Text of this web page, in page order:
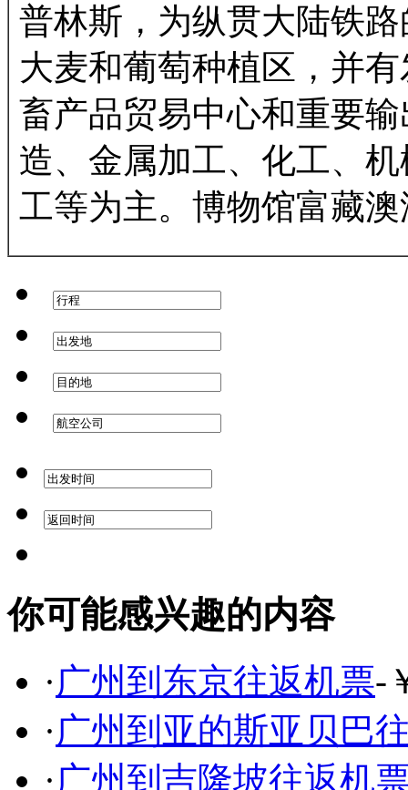
普林斯，为纵贯大陆铁
大麦和葡萄种植区，并
畜产品贸易中心和重要
造、金属加工、化工、
工等为主。博物馆富藏
你可能感兴趣的内容
·广州到东京往返机票-
·广州到亚的斯亚贝巴
·广州到吉隆坡往返机